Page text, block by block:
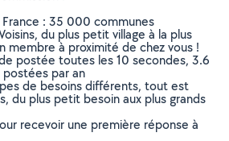
: 35 000 communes
du plus petit village à la plus
membre à proximité de chez vous !
postée toutes les 10 secondes, 3.6
par an
de besoins différents, tout est
du plus petit besoin aux plus grands
recevoir une première réponse à